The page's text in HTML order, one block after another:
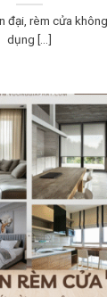
đại, rèm cửa
dụng [...]